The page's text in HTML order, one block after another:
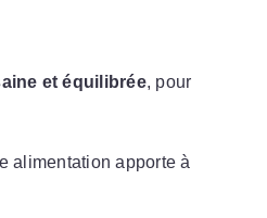
et équilibrée, pour
alimentation apporte à